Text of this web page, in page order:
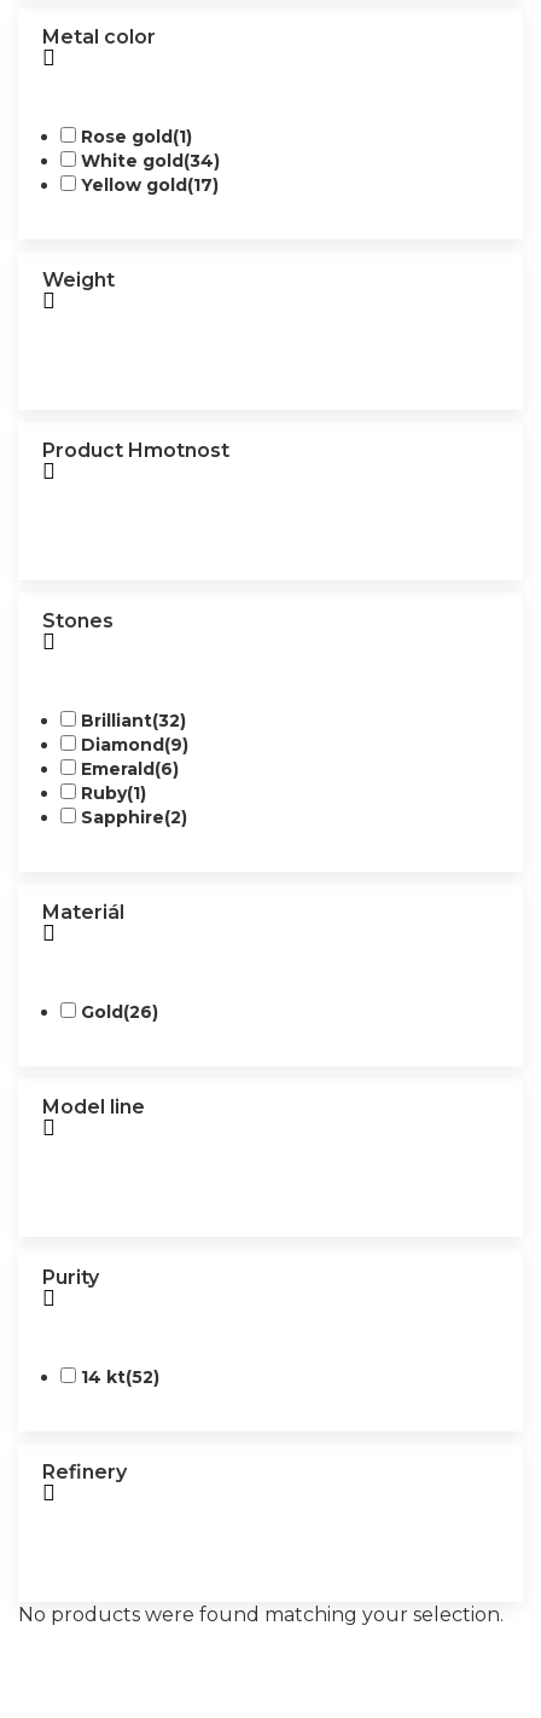
Metal color
Rose gold(1)
White gold(34)
Yellow gold(17)
Weight
Product Hmotnost
Stones
Brilliant(32)
Diamond(9)
Emerald(6)
Ruby(1)
Sapphire(2)
Materiál
Gold(26)
Model line
Purity
14 kt(52)
Refinery
No products were found matching your selection.